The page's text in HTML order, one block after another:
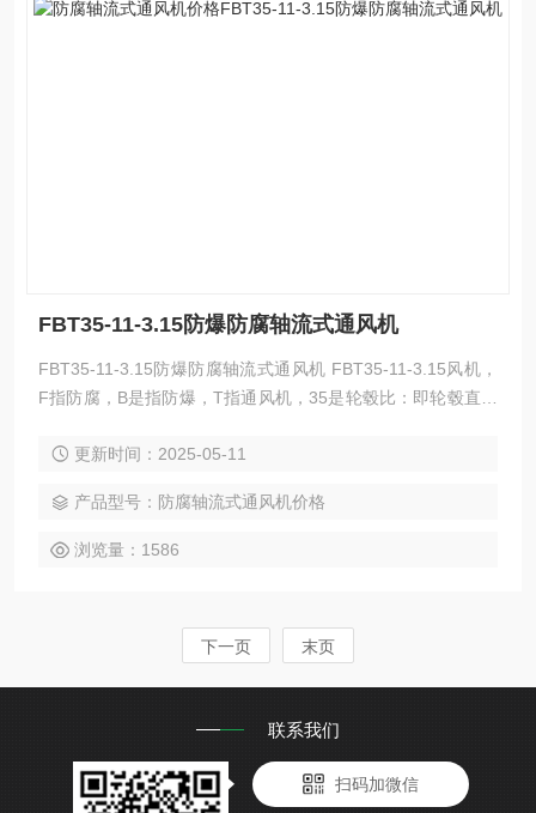
FBT35-11-3.15防爆防腐轴流式通风机
FBT35-11-3.15防爆防腐轴流式通风机 FBT35-11-3.15风机，
F指防腐，B是指防爆，T指通风机，35是轮毂比：即轮毂直径
直径为3.15分米—即315毫米。这是一种轴流通风机，是T35-1
余部位做了防腐处理，用于输送有腐蚀性的气体。
更新时间：2025-05-11
产品型号：防腐轴流式通风机价格
浏览量：1586
下一页 末页
联系我们
扫码加微信